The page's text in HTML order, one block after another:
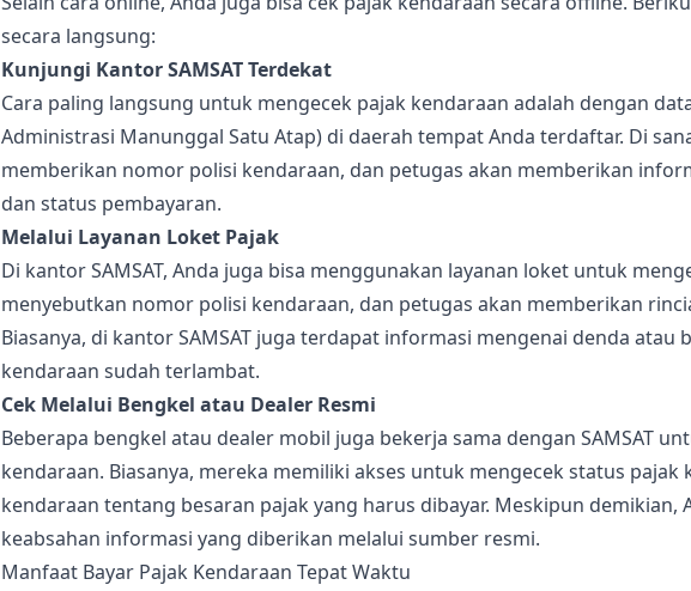
secara langsung:
Kunjungi Kantor SAMSAT Terdekat
Cara paling langsung untuk mengecek pajak kendaraan adalah dengan
Administrasi Manunggal Satu Atap) di daerah tempat Anda terdaftar. Di
memberikan nomor polisi kendaraan, dan petugas akan memberikan
dan status pembayaran.
Melalui Layanan Loket Pajak
Di kantor SAMSAT, Anda juga bisa menggunakan layanan loket untuk
menyebutkan nomor polisi kendaraan, dan petugas akan memberikan
Biasanya, di kantor SAMSAT juga terdapat informasi mengenai denda atau
kendaraan sudah terlambat.
Cek Melalui Bengkel atau Dealer Resmi
Beberapa bengkel atau dealer mobil juga bekerja sama dengan SAMSAT
kendaraan. Biasanya, mereka memiliki akses untuk mengecek status
kendaraan tentang besaran pajak yang harus dibayar. Meskipun demikian,
keabsahan informasi yang diberikan melalui sumber resmi.
Manfaat Bayar Pajak Kendaraan Tepat Waktu